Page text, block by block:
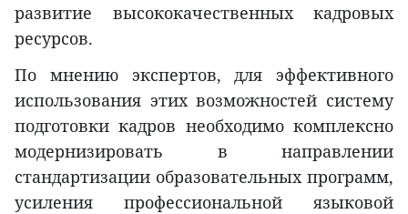
развитие высококачественных кадровых
ресурсов.
По мнению экспертов, для эффективного
использования этих возможностей систему
подготовки кадров необходимо комплексно
модернизировать в направлении
стандартизации образовательных программ,
усиления профессиональной языковой